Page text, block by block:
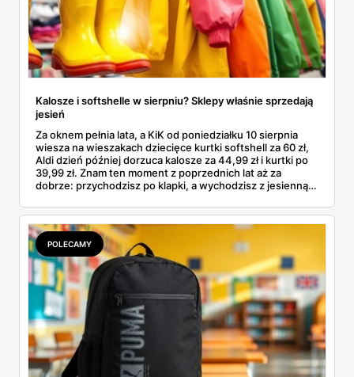
Kalosze i softshelle w sierpniu? Sklepy właśnie sprzedają
jesień
Za oknem pełnia lata, a KiK od poniedziałku 10 sierpnia
wiesza na wieszakach dziecięce kurtki softshell za 60 zł,
Aldi dzień później dorzuca kalosze za 44,99 zł i kurtki po
39,99 zł. Znam ten moment z poprzednich lat aż za
dobrze: przychodzisz po klapki, a wychodzisz z jesienną
pojawi się w gazetkach w przyszłym tygodniu i czy jest
sens kupować jesień, zanim skończą się wakacje.
POLECAMY